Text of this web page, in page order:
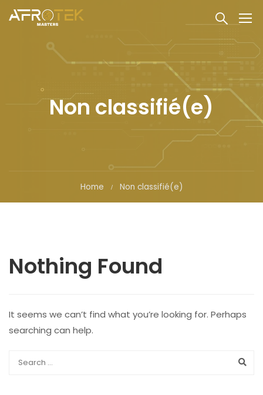
Non classifié(e)
Home Non classifié(e)
Nothing Found
It seems we can’t find what you’re looking for. Perhaps
searching can help.